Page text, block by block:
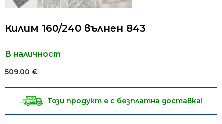
Килим 160/240 вълнен 843
В наличност
509.00 €
Този продукт е с безплатна доставка!